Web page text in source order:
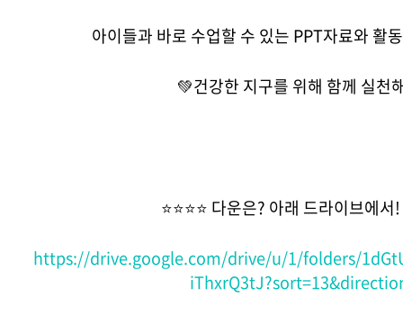
아이들과 바로 수업할 수 있는 PPT자료와 활
💚건강한 지구를 위해 함께 실천
⭐⭐⭐⭐ 다운은? 아래 드라이브에서!
https://drive.google.com/drive/u/1/folders/